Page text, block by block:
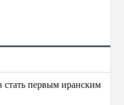
первым иранским